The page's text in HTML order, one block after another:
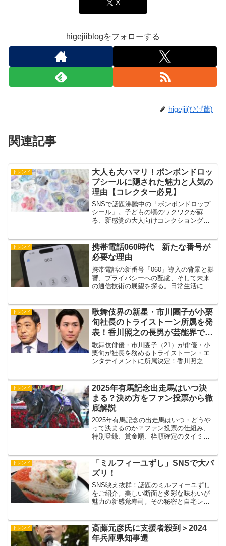
X
higejiiblogをフォローする
higejii(ひげ爺)
関連記事
トレンド
大人も大ハマリ！ボンボンドロッ
プシールに隠された魅力と人気の
理由【コレクター必見】
SNSで話題沸騰中の「ボンボンドロップ
シール」。子どもの頃のワクワクが蘇
る、新感覚の大人向けコレクショングッ
トレンド
携帯電話060時代 新たな番号が
必要な理由
携帯電話の新番号「060」導入の背景と影
響、プライバシーへの配慮、そして未来
の通信技術の展望を探る。日常生活に密
トレンド
歌舞伎界の新星・市川團子が小栗
旬社長のトライストーン所属を発
表！香川照之の長男が芸能界で輝
く未来に迫る
歌舞伎俳優・市川團子（21）が俳優・小
栗旬が社長を務めるトライストーン・エ
ンタテイメントに所属決定！香川照之の
トレンド
2025年有馬記念出走馬はいつ決
まる？決め方をファン投票から徹
底解説
2025年有馬記念の出走馬はいつ・どうや
って決まるのか？ファン投票の仕組み、
特別登録、賞金順、枠順確定のタイミン
トレンド
「ミルフィーユずし」SNSで大バ
ズリ！
SNS映え抜群！話題のミルフィーユずし
をご紹介。美しい断面と多彩な味わいが
魅力の新感覚寿司。その秘密と自宅レシ
トレンド
斎藤元彦氏に支援者殺到＞2024
年兵庫県知事選